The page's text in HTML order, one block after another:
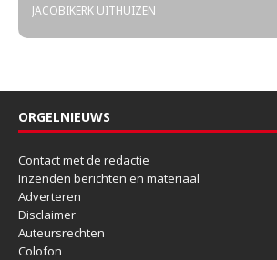
JACOBIKERK UITHUIZEN
ORGELNIEUWS
Contact met de redactie
Inzenden berichten en materiaal
Adverteren
Disclaimer
Auteursrechten
Colofon